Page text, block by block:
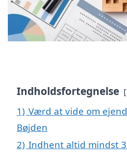
Indholdsfortegnelse
1) Værd at vide om
Bøjden
2) Indhent altid mindst